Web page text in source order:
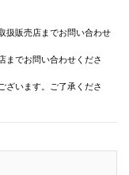
扱販売店までお問い合わせ
までお問い合わせくださ
ざいます。ご了承くださ